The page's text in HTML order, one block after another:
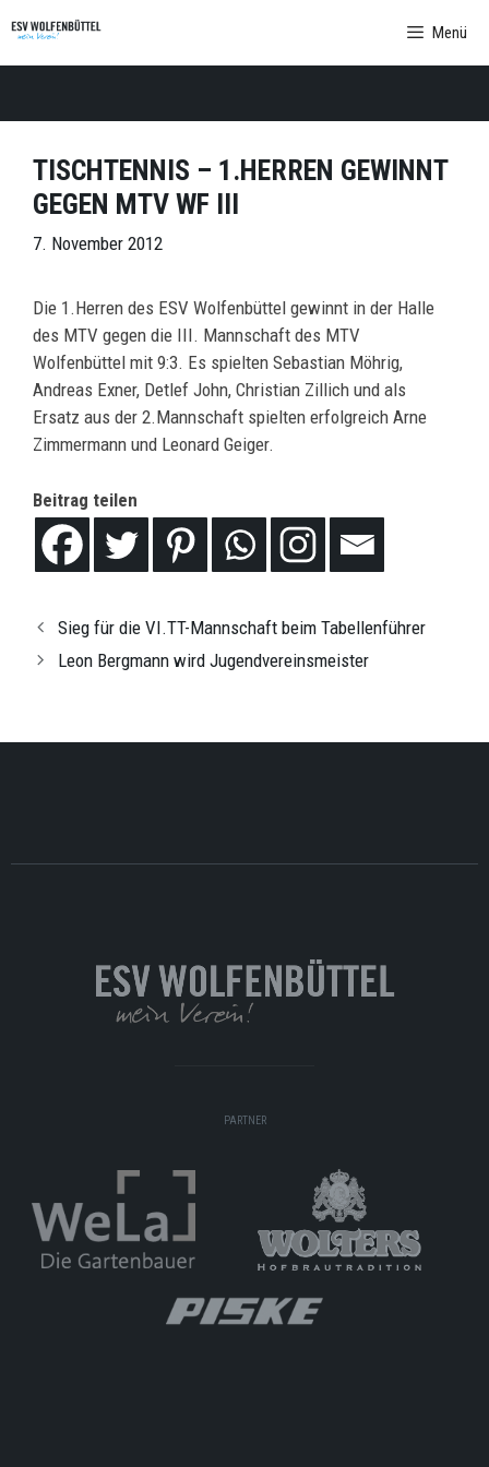
Inhalt
springen
Menü
TISCHTENNIS – 1.HERREN GEWINNT
GEGEN MTV WF III
7. November 2012
Die 1.Herren des ESV Wolfenbüttel gewinnt in der Halle
des MTV gegen die III. Mannschaft des MTV
Wolfenbüttel mit 9:3. Es spielten Sebastian Möhrig,
Andreas Exner, Detlef John, Christian Zillich und als
Ersatz aus der 2.Mannschaft spielten erfolgreich Arne
Zimmermann und Leonard Geiger.
Beitrag teilen
Sieg für die VI.TT-Mannschaft beim Tabellenführer
Leon Bergmann wird Jugendvereinsmeister
PARTNER